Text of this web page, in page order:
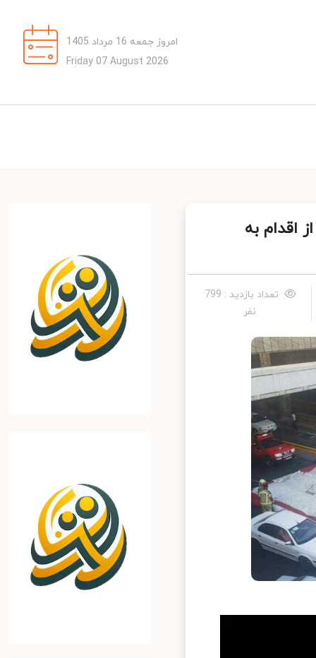
امروز جمعه 16 مرداد 1405
Friday 07 August 2026
اقدام به
تعداد بازدید : 799
نفر